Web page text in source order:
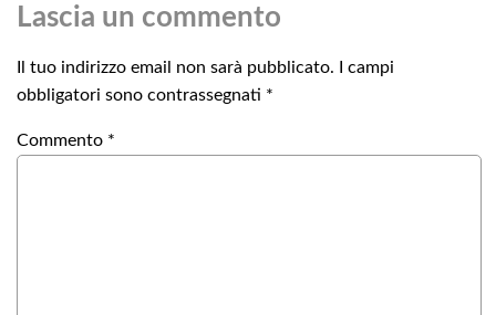
Lascia un commento
Il tuo indirizzo email non sarà pubblicato.
I campi
obbligatori sono contrassegnati *
Commento *